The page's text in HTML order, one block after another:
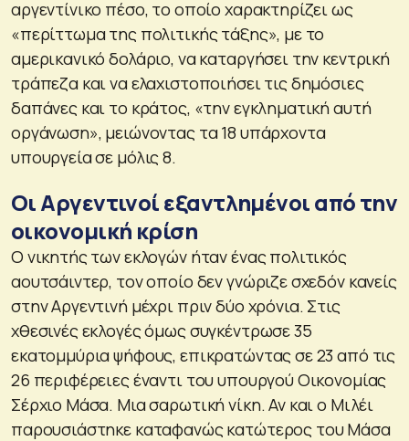
αργεντίνικο πέσο, το οποίο χαρακτηρίζει ως
«περίττωμα της πολιτικής τάξης», με το
αμερικανικό δολάριο, να καταργήσει την κεντρική
τράπεζα και να ελαχιστοποιήσει τις δημόσιες
δαπάνες και το κράτος, «την εγκληματική αυτή
οργάνωση», μειώνοντας τα 18 υπάρχοντα
υπουργεία σε μόλις 8.
Οι Αργεντινοί εξαντλημένοι από την
οικονομική κρίση
Ο νικητής των εκλογών ήταν ένας πολιτικός
αουτσάιντερ, τον οποίο δεν γνώριζε σχεδόν κανείς
στην Αργεντινή μέχρι πριν δύο χρόνια. Στις
χθεσινές εκλογές όμως συγκέντρωσε 35
εκατομμύρια ψήφους, επικρατώντας σε 23 από τις
26 περιφέρειες έναντι του υπουργού Οικονομίας
Σέρχιο Μάσα. Μια σαρωτική νίκη. Αν και ο Μιλέι
παρουσιάστηκε καταφανώς κατώτερος του Μάσα